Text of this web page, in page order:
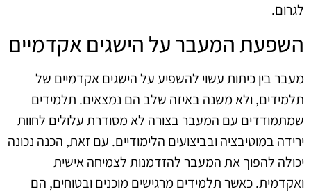
לגרום.
השפעת המעבר על הישגים אקדמיים
מעבר בין כיתות עשוי להשפיע על הישגים אקדמיים של
תלמידים, ולא משנה באיזה שלב הם נמצאים. תלמידים
שמתמודדים עם המעבר בצורה לא מסודרת עלולים לחוות
ירידה במוטיבציה ובביצועים הלימודיים. עם זאת, הכנה נכונה
יכולה להפוך את המעבר להזדמנות לצמיחה אישית
ואקדמית. כאשר תלמידים מרגישים מוכנים ובטוחים, הם